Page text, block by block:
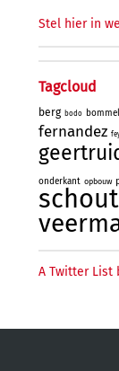
Stel hier in
Tagcloud
berg bodo bommel
fernandez
onderkant opbouw
A Twitter List